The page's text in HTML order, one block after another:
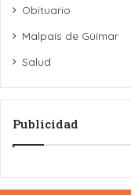
Obituario
Malpaís de Güímar
Salud
Publicidad